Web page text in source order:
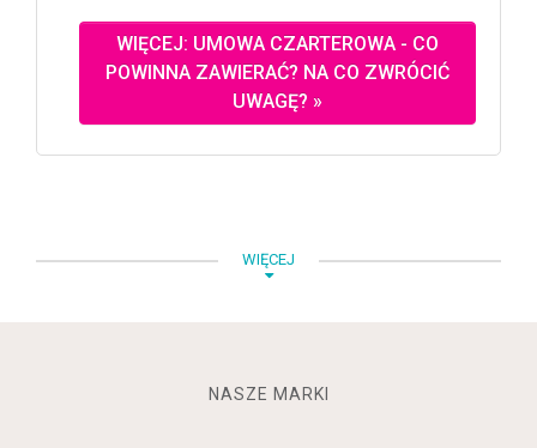
WIĘCEJ: UMOWA CZARTEROWA - CO
POWINNA ZAWIERAĆ? NA CO ZWRÓCIĆ
UWAGĘ? »
WIĘCEJ
NASZE MARKI